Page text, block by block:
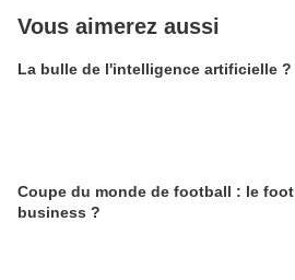
Vous aimerez aussi
La bulle de l'intelligence artificielle ?
Coupe du monde de football : le foot
business ?